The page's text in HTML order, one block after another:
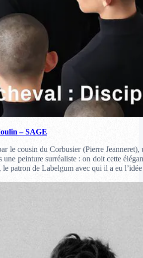
– SAGE
le cousin du Corbusier (Pierre
une peinture surréaliste : on doit cette
patron de Labelgum avec qui il a eu